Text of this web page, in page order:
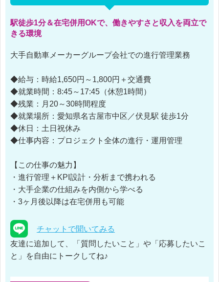
駅徒歩1分＆在宅併用OKで、働きやすさと収入を両立で
きる環境
大手自動車メーカーグループ会社での進行管理業務
◆給与：時給1,650円～1,800円＋交通費
◆就業時間：8:45～17:45（休憩1時間）
◆残業：月20～30時間程度
◆就業場所：愛知県名古屋市中区／伏見駅 徒歩1分
◆休日：土日祝休み
◆仕事内容：プロジェクト全体の進行・運用管理
【この仕事の魅力】
・進行管理＋KPI設計・分析まで携われる
・大手企業の仕組みを内側から学べる
・3ヶ月後以降は在宅併用も可能
チャットで聞いてみる
友達に追加して、「質問したいこと」や「応募したいこ
と」を自由にトークしてね♪